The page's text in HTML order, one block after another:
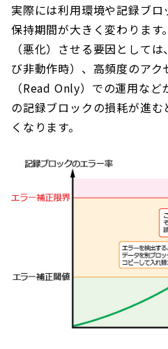
実際には利用環境や記録ブロ
保持期間が大きく変わります
（悪化）させる要因として
び非動作時）、高頻度のアク
（Read Only）での運用な
の記録ブロックの損耗が進
くなります。